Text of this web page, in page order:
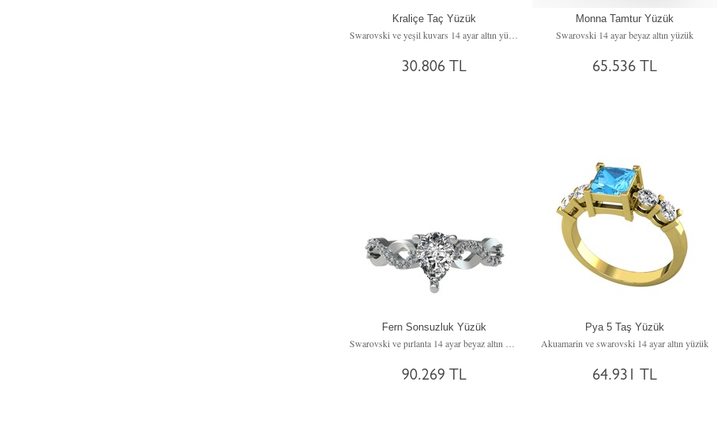
Kraliçe Taç Yüzük
30.806 TL
Monna Tamtur Yüzük
Swarovski 14 ayar beyaz altın yüzük
65.536 TL
Fern Sonsuzluk Yüzük
90.269 TL
Pya 5 Taş Yüzük
Akuamarin ve swarovski 14 ayar altın yüzük
64.931 TL